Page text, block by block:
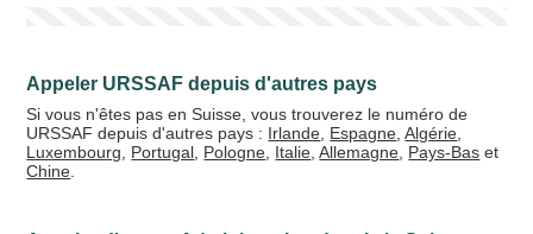
+5% de bonus
Appeler URSSAF depuis d'autres pays
Si vous n'êtes pas en Suisse, vous trouverez le numéro de
URSSAF depuis d'autres pays : Irlande Espagne ,Algérie
Luxembourg
Portugal Pologne Italie ,Allemagne Pays-Bas et
Chine